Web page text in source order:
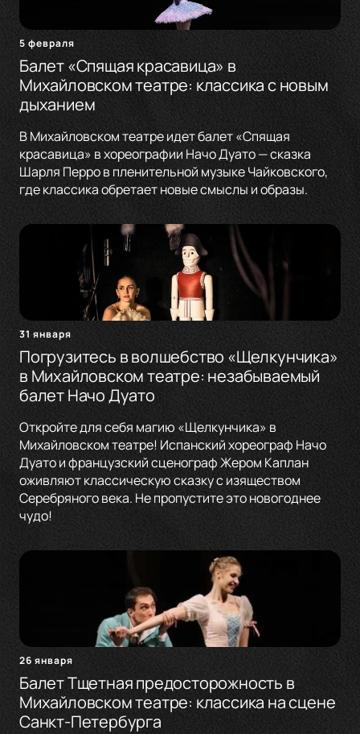
5 февраля
Балет «Спящая красавица» в
Михайловском театре: классика с новым
дыханием
В Михайловском театре идет балет «Спящая
красавица» в хореографии Начо Дуато — сказка
Шарля Перро в пленительной музыке Чайковского,
где классика обретает новые смыслы и образы.
31 января
Погрузитесь в волшебство «Щелкунчика»
в Михайловском театре: незабываемый
балет Начо Дуато
Откройте для себя магию «Щелкунчика» в
Михайловском театре! Испанский хореограф Начо
Дуато и французский сценограф Жером Каплан
оживляют классическую сказку с изяществом
Серебряного века. Не пропустите это новогоднее
чудо!
26 января
Балет Тщетная предосторожность в
Михайловском театре: классика на сцене
Санкт-Петербурга